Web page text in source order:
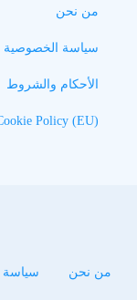
من نحن
سياسة الخصوصية
الأحكام والشروط
Policy (EU)
من نحن سياسة